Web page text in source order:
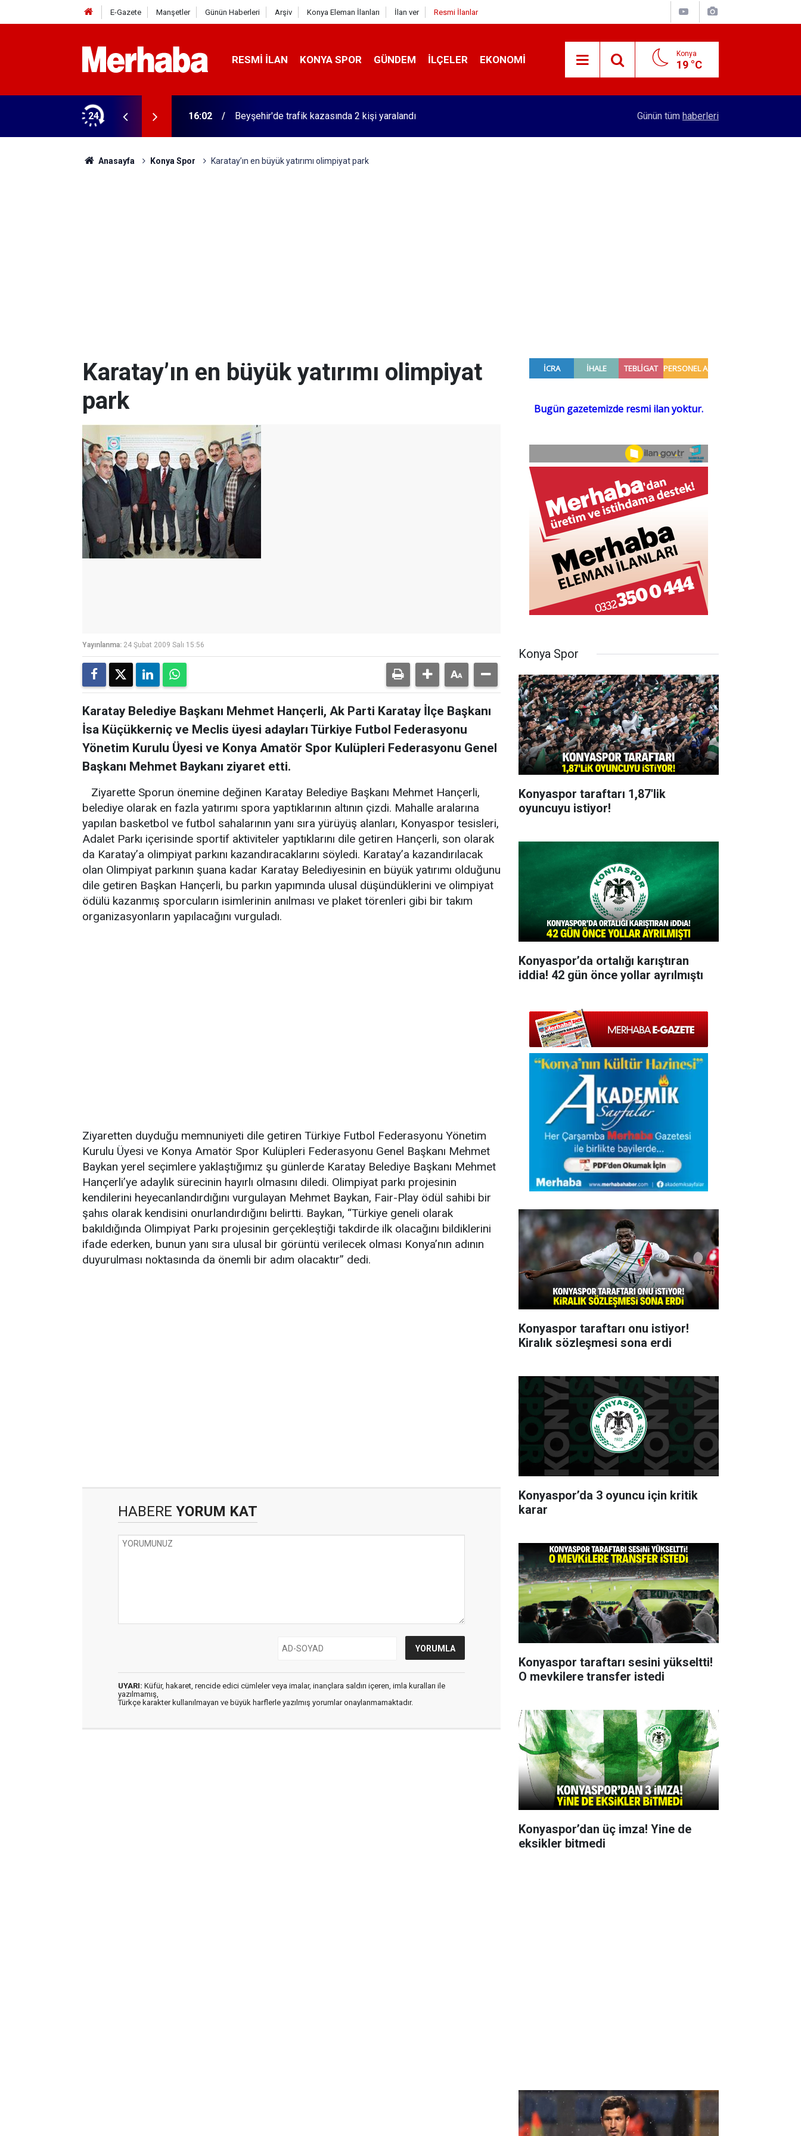
E-Gazete Manşetler Günün Haberleri Arşiv Konya Eleman İlanları İlan ver Resmi İlanlar
RESMI İLAN KONYA SPOR GÜNDEM İLÇELER EKONOMI Konya
19 °C
24
tamam! Başkandan ilk mesaj 16:02 Beyşehir'de trafik kazasında 2 kişi yaralandı Konya'nın öncü firması atakta! Yeni yatırıma
Günün tüm haberleri
Anasayfa Konya Spor Karatay’ın en büyük yatırımı olimpiyat park
Karatay’ın en büyük yatırımı olimpiyat
park
Yayınlanma: 24 Şubat 2009 Salı 15:56
Karatay Belediye Başkanı Mehmet Hançerli, Ak Parti Karatay İlçe Başkanı
İsa Küçükkerniç ve Meclis üyesi adayları Türkiye Futbol Federasyonu
Yönetim Kurulu Üyesi ve Konya Amatör Spor Kulüpleri Federasyonu Genel
Başkanı Mehmet Baykanı ziyaret etti.
Ziyarette Sporun önemine değinen Karatay Belediye Başkanı Mehmet Hançerli,
belediye olarak en fazla yatırımı spora yaptıklarının altının çizdi. Mahalle aralarına
yapılan basketbol ve futbol sahalarının yanı sıra yürüyüş alanları, Konyaspor tesisleri,
Adalet Parkı içerisinde sportif aktiviteler yaptıklarını dile getiren Hançerli, son olarak
da Karatay’a olimpiyat parkını kazandıracaklarını söyledi. Karatay’a kazandırılacak
olan Olimpiyat parkının şuana kadar Karatay Belediyesinin en büyük yatırımı olduğunu
dile getiren Başkan Hançerli, bu parkın yapımında ulusal düşündüklerini ve olimpiyat
ödülü kazanmış sporcuların isimlerinin anılması ve plaket törenleri gibi bir takım
organizasyonların yapılacağını vurguladı.
Ziyaretten duyduğu memnuniyeti dile getiren Türkiye Futbol Federasyonu Yönetim
Kurulu Üyesi ve Konya Amatör Spor Kulüpleri Federasyonu Genel Başkanı Mehmet
Baykan yerel seçimlere yaklaştığımız şu günlerde Karatay Belediye Başkanı Mehmet
Hançerli’ye adaylık sürecinin hayırlı olmasını diledi. Olimpiyat parkı projesinin
kendilerini heyecanlandırdığını vurgulayan Mehmet Baykan, Fair-Play ödül sahibi bir
şahıs olarak kendisini onurlandırdığını belirtti. Baykan, “Türkiye geneli olarak
bakıldığında Olimpiyat Parkı projesinin gerçekleştiği takdirde ilk olacağını bildiklerini
ifade ederken, bunun yanı sıra ulusal bir görüntü verilecek olması Konya’nın adının
duyurulması noktasında da önemli bir adım olacaktır” dedi.
HABERE YORUM KAT
UYARI: Küfür, hakaret, rencide edici cümleler veya imalar, inançlara saldırı içeren, imla kuralları ile
yazılmamış,
Türkçe karakter kullanılmayan ve büyük harflerle yazılmış yorumlar onaylanmamaktadır.
Konya Spor
Konyaspor taraftarı 1,87'lik
oyuncuyu istiyor!
Konyaspor’da ortalığı karıştıran
iddia! 42 gün önce yollar ayrılmıştı
Konyaspor taraftarı onu istiyor!
Kiralık sözleşmesi sona erdi
Konyaspor’da 3 oyuncu için kritik
karar
Konyaspor taraftarı sesini yükseltti!
O mevkilere transfer istedi
Konyaspor’dan üç imza! Yine de
eksikler bitmedi